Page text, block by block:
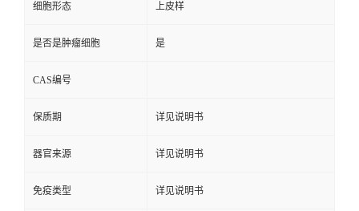
细胞形态 上皮样
是否是肿瘤细胞 是
CAS编号
保质期 详见说明书
器官来源 详见说明书
免疫类型 详见说明书